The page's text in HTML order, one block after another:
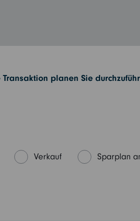
Transaktion planen Sie
Verkauf Sparplan